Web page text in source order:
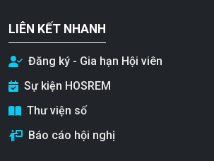
LIÊN KẾT NHANH
Đăng ký - Gia hạn Hội viên
Sự kiện HOSREM
Thư viện số
Báo cáo hội nghị